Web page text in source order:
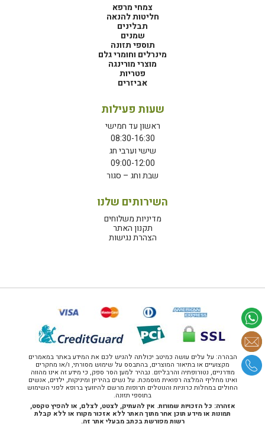
צמחי מרפא
חליטות להנאה
תבלינים
שמנים
תוספי תזונה
מינרלים וחומרי גלם
מוצרי מורינגה
פטריות
אביזרים
שעות פעילות
ראשון עד חמישי
08:30-16:30
שישי וערבי חג
09:00-12:00
שבת וחג – סגור
השירותים שלנו
מדיניות משלוחים
תקנון האתר
הצהרת נגישות
הבהרה: על עלים עושה כמיטב יכולתה להגיש לכם את המידע באתר במאמרים
מקצועיים או בתיאור המוצרים, בהתבסס על שימוש מסורתי, ו/או מחקרים
מודרניים, נטורופתיה והרבליזם. נבהיר למען הסר ספק, כי מידע זה אינו מהווה
ואינו מחליף המלצה רפואית מוסמכת. על נשים בהיריון ומיניקות, ילדים, אנשים
החולים במחלות כרוניות והנוטלים תרופות מרשם להיוועץ ברופא לפני השימוש
בתוספי תזונה.
אזהרה: כל הזכויות שמורות. אין להעתיק, לצטט, לצלם, או להפיץ טקסט,
תמונות או מידע תוכן אחר מתוך האתר ללא אזכור מקורו או ללא קבלת
רשות מפורשת בכתב מבעלי אתר זה.